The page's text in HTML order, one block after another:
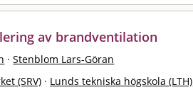
av brandventilation
· Stenblom Lars-Göran
(SRV) · Lunds tekniska högskola (LTH)